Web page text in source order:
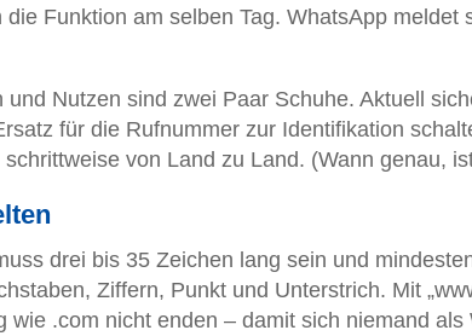
Funktion am selben Tag. WhatsApp meldet
und Nutzen sind zwei Paar Schuhe. Aktuell
für die Rufnummer zur Identifikation
von Land zu Land. (Wann genau,
drei bis 35 Zeichen lang sein und
Ziffern, Punkt und Unterstrich. Mit
wie .com nicht enden – damit sich niemand